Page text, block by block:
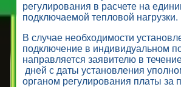
регулирования в расчете на
подключаемой тепловой нагрузки.
В случае необходимости
подключение в индивидуальном
направляется заявителю в
дней с даты установления
органом регулирования платы за